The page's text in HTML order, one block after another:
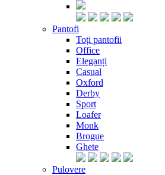
Pantofi
Toți pantofii
Office
Eleganți
Casual
Oxford
Derby
Sport
Loafer
Monk
Brogue
Ghete
Pulovere